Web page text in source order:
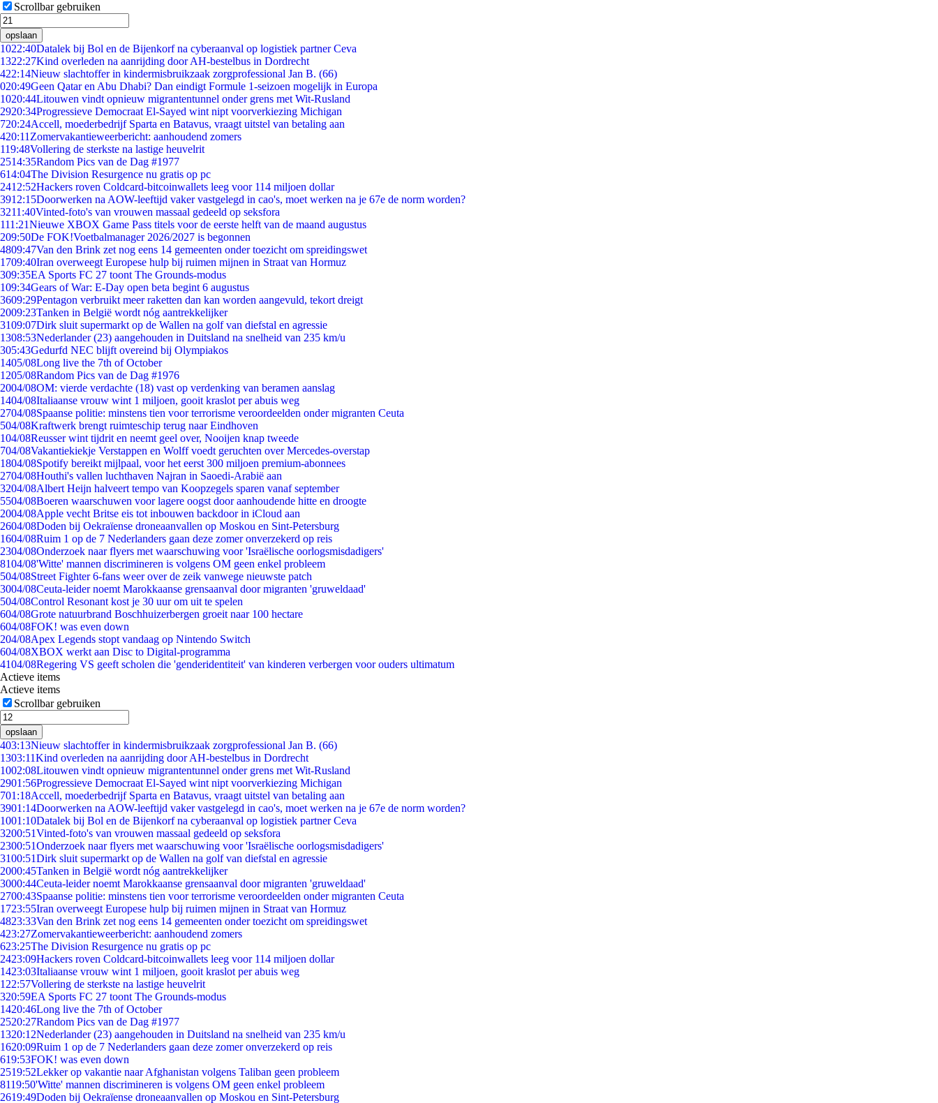
Scrollbar gebruiken
opslaan
1022:40Datalek bij Bol en de Bijenkorf na cyberaanval op logistiek partner Ceva
1322:27Kind overleden na aanrijding door AH-bestelbus in Dordrecht
422:14Nieuw slachtoffer in kindermisbruikzaak zorgprofessional Jan B. (66)
020:49Geen Qatar en Abu Dhabi? Dan eindigt Formule 1-seizoen mogelijk in Europa
1020:44Litouwen vindt opnieuw migrantentunnel onder grens met Wit-Rusland
2920:34Progressieve Democraat El-Sayed wint nipt voorverkiezing Michigan
720:24Accell, moederbedrijf Sparta en Batavus, vraagt uitstel van betaling aan
420:11 Zomervakantieweerbericht: aanhoudend zomers
119:48Vollering de sterkste na lastige heuvelrit
2514:35Random Pics van de Dag #1977
614:04The Division Resurgence nu gratis op pc
2412:52Hackers roven Coldcard-bitcoinwallets leeg voor 114 miljoen dollar
3912:15Doorwerken na AOW-leeftijd vaker vastgelegd in cao's, moet werken na je 67e de norm worden?
3211:40Vinted-foto's van vrouwen massaal gedeeld op seksfora
111:21Nieuwe XBOX Game Pass titels voor de eerste helft van de maand augustus
209:50De FOK!Voetbalmanager 2026/2027 is begonnen
4809:47Van den Brink zet nog eens 14 gemeenten onder toezicht om spreidingswet
1709:40Iran overweegt Europese hulp bij ruimen mijnen in Straat van Hormuz
309:35EA Sports FC 27 toont The Grounds-modus
109:34Gears of War: E-Day open beta begint 6 augustus
3609:29Pentagon verbruikt meer raketten dan kan worden aangevuld, tekort dreigt
2009:23Tanken in België wordt nóg aantrekkelijker
3109:07Dirk sluit supermarkt op de Wallen na golf van diefstal en agressie
1308:53Nederlander (23) aangehouden in Duitsland na snelheid van 235 km/u
305:43Gedurfd NEC blijft overeind bij Olympiakos
1405/08Long live the 7th of October
1205/08Random Pics van de Dag #1976
2004/08OM: vierde verdachte (18) vast op verdenking van beramen aanslag
1404/08Italiaanse vrouw wint 1 miljoen, gooit kraslot per abuis weg
2704/08Spaanse politie: minstens tien voor terrorisme veroordeelden onder migranten Ceuta
504/08Kraftwerk brengt ruimteschip terug naar Eindhoven
104/08Reusser wint tijdrit en neemt geel over, Nooijen knap tweede
704/08Vakantiekiekje Verstappen en Wolff voedt geruchten over Mercedes-overstap
1804/08Spotify bereikt mijlpaal, voor het eerst 300 miljoen premium-abonnees
2704/08Houthi's vallen luchthaven Najran in Saoedi-Arabië aan
3204/08Albert Heijn halveert tempo van Koopzegels sparen vanaf september
5504/08Boeren waarschuwen voor lagere oogst door aanhoudende hitte en droogte
2004/08Apple vecht Britse eis tot inbouwen backdoor in iCloud aan
2604/08Doden bij Oekraïense droneaanvallen op Moskou en Sint-Petersburg
1604/08Ruim 1 op de 7 Nederlanders gaan deze zomer onverzekerd op reis
2304/08Onderzoek naar flyers met waarschuwing voor 'Israëlische oorlogsmisdadigers'
8104/08'Witte' mannen discrimineren is volgens OM geen enkel probleem
504/08Street Fighter 6-fans weer over de zeik vanwege nieuwste patch
3004/08Ceuta-leider noemt Marokkaanse grensaanval door migranten 'gruweldaad'
504/08Control Resonant kost je 30 uur om uit te spelen
604/08Grote natuurbrand Boschhuizerbergen groeit naar 100 hectare
604/08FOK! was even down
204/08Apex Legends stopt vandaag op Nintendo Switch
604/08XBOX werkt aan Disc to Digital-programma
4104/08Regering VS geeft scholen die 'genderidentiteit' van kinderen verbergen voor ouders ultimatum
Actieve items
Actieve items
Scrollbar gebruiken
opslaan
403:13Nieuw slachtoffer in kindermisbruikzaak zorgprofessional Jan B. (66)
1303:11Kind overleden na aanrijding door AH-bestelbus in Dordrecht
1002:08Litouwen vindt opnieuw migrantentunnel onder grens met Wit-Rusland
2901:56Progressieve Democraat El-Sayed wint nipt voorverkiezing Michigan
701:18Accell, moederbedrijf Sparta en Batavus, vraagt uitstel van betaling aan
3901:14Doorwerken na AOW-leeftijd vaker vastgelegd in cao's, moet werken na je 67e de norm worden?
1001:10Datalek bij Bol en de Bijenkorf na cyberaanval op logistiek partner Ceva
3200:51Vinted-foto's van vrouwen massaal gedeeld op seksfora
2300:51Onderzoek naar flyers met waarschuwing voor 'Israëlische oorlogsmisdadigers'
3100:51Dirk sluit supermarkt op de Wallen na golf van diefstal en agressie
2000:45Tanken in België wordt nóg aantrekkelijker
3000:44Ceuta-leider noemt Marokkaanse grensaanval door migranten 'gruweldaad'
2700:43Spaanse politie: minstens tien voor terrorisme veroordeelden onder migranten Ceuta
1723:55Iran overweegt Europese hulp bij ruimen mijnen in Straat van Hormuz
4823:33Van den Brink zet nog eens 14 gemeenten onder toezicht om spreidingswet
423:27Zomervakantieweerbericht: aanhoudend zomers
623:25The Division Resurgence nu gratis op pc
2423:09Hackers roven Coldcard-bitcoinwallets leeg voor 114 miljoen dollar
1423:03Italiaanse vrouw wint 1 miljoen, gooit kraslot per abuis weg
1 22:57Vollering de sterkste na lastige heuvelrit
320:59EA Sports FC 27 toont The Grounds-modus
1420:46Long live the 7th of October
2520:27Random Pics van de Dag #1977
1320:12Nederlander (23) aangehouden in Duitsland na snelheid van 235 km/u
1620:09Ruim 1 op de 7 Nederlanders gaan deze zomer onverzekerd op reis
619:53FOK! was even down
2519:52Lekker op vakantie naar Afghanistan volgens Taliban geen probleem
8119:50'Witte' mannen discrimineren is volgens OM geen enkel probleem
2619:49Doden bij Oekraïense droneaanvallen op Moskou en Sint-Petersburg